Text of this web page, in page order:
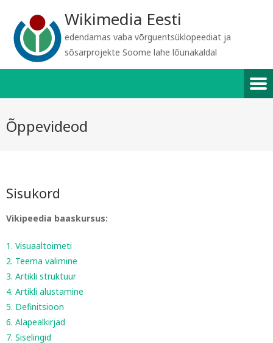
Wikimedia Eesti
edendamas vaba võrguentsüklopeediat ja
sõsarprojekte Soome lahe lõunakaldal
Õppevideod
Sisukord
Vikipeedia baaskursus:
1. Visuaaltoimeti
2. Teema valimine
3. Artikli struktuur
4. Artikli alustamine
5. Definitsioon
6. Alapealkirjad
7. Siselingid